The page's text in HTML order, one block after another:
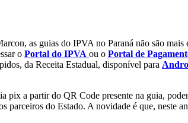
as guias do IPVA no Paraná não são mais
o Portal do IPVA ou o Portal de
da Receita Estadual, disponível para
pix a partir do QR Code presente na guia,
parceiros do Estado. A novidade é que, neste